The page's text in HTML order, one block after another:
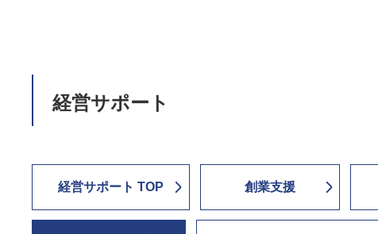
経営サポート
経営サポート TOP 創業支援